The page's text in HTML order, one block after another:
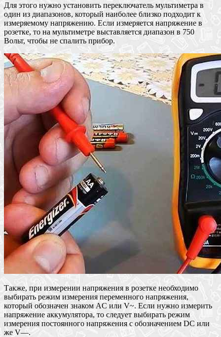
Для этого нужно установить переключатель мультиметра в
один из диапазонов, который наиболее близко подходит к
измеряемому напряжению. Если измеряется напряжение в
розетке, то на мультиметре выставляется диапазон в 750
Вольт, чтобы не спалить прибор.
Также, при измерении напряжения в розетке необходимо
выбирать режим измерения переменного напряжения,
который обозначен знаком AC или V~. Если нужно измерить
напряжение аккумулятора, то следует выбирать режим
измерения постоянного напряжения с обозначением DC или
же V—.